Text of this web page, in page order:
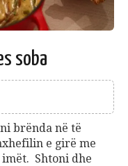
soba
brënda në të
e girë me
Shtoni dhe